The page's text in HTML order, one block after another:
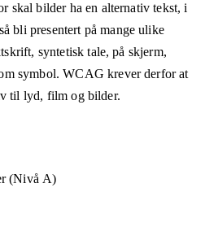
skal bilder ha en alternativ tekst, i
bli presentert på mange ulike
syntetisk tale, på skjerm,
symbol. WCAG krever derfor at
til lyd, film og bilder.
(Nivå A)